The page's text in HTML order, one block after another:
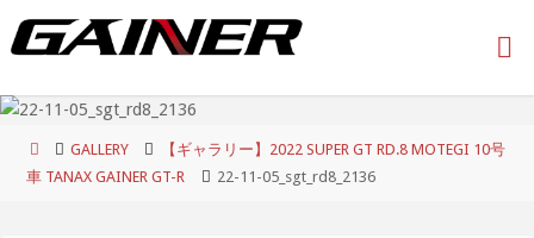
ン
ン
ホ
ー
GALLERY
【ギャラリー】2022 SUPER GT RD.8 MOTEGI 10号
車 TANAX GAINER GT-R
22-11-05_sgt_rd8_2136